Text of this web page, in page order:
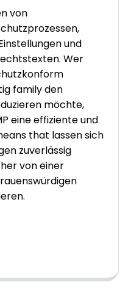
von
und
Wer
family den
möchte,
eine effiziente und
that lassen sich
zuverlässig
von einer